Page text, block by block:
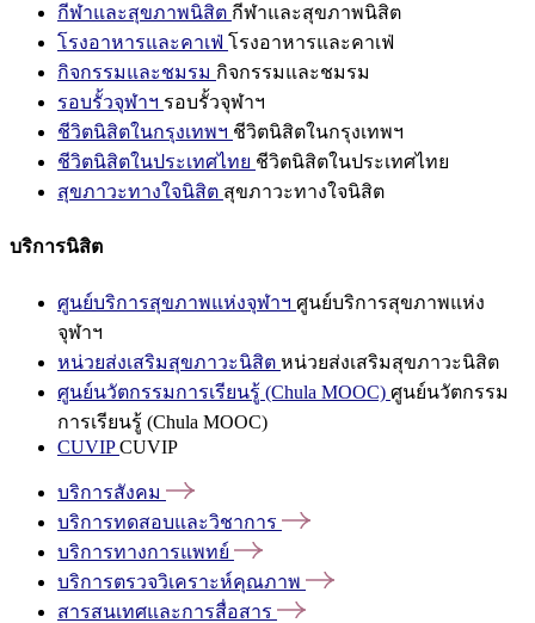
กีฬาและสุขภาพนิสิต กีฬาและสุขภาพนิสิต
โรงอาหารและคาเฟ่ โรงอาหารและคาเฟ่
กิจกรรมและชมรม กิจกรรมและชมรม
รอบรั้วจุฬาฯ รอบรั้วจุฬาฯ
ชีวิตนิสิตในกรุงเทพฯ ชีวิตนิสิตในกรุงเทพฯ
ชีวิตนิสิตในประเทศไทย ชีวิตนิสิตในประเทศไทย
สุขภาวะทางใจนิสิต สุขภาวะทางใจนิสิต
บริการนิสิต
ศูนย์บริการสุขภาพแห่งจุฬาฯ ศูนย์บริการสุขภาพแห่ง
จุฬาฯ
หน่วยส่งเสริมสุขภาวะนิสิต หน่วยส่งเสริมสุขภาวะนิสิต
ศูนย์นวัตกรรมการเรียนรู้ (Chula MOOC) ศูนย์นวัตกรรม
การเรียนรู้ (Chula MOOC)
CUVIPCUVIP
บริการสังคม
บริการทดสอบและวิชาการ
บริการทางการแพทย์
บริการตรวจวิเคราะห์คุณภาพ
สารสนเทศและการสื่อสาร